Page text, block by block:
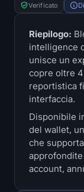
Hyperliquid
Tesorerie
Riserve
Titoli di Stato
Treasuries di
Verificato
Riepilogo:
intelligence
unisce un
copre oltre
reportistica
interfaccia.
Disponibile
del wallet,
che
account,